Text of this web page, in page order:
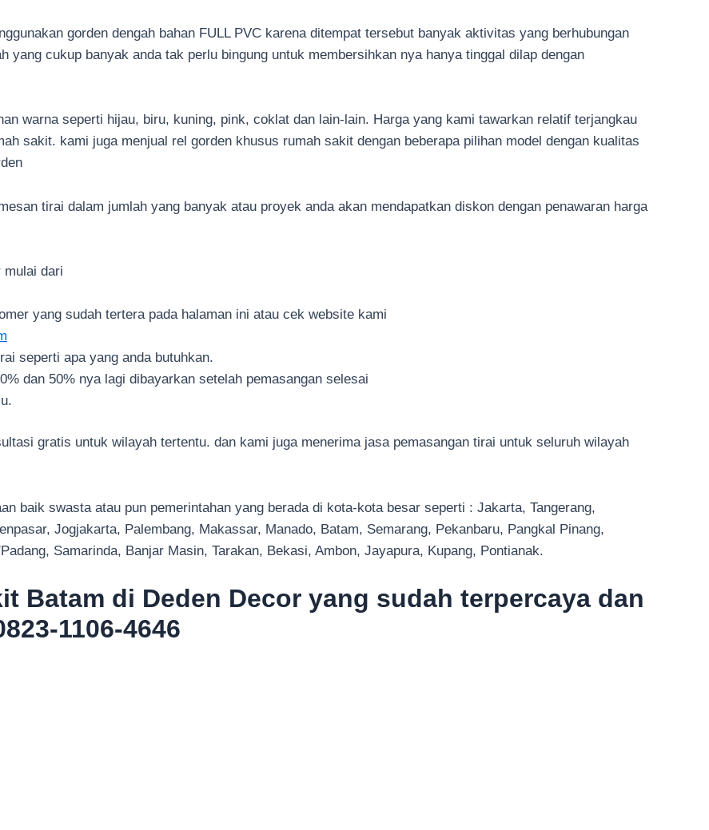
gorden dengah bahan FULL PVC karena ditempat tersebut banyak aktivitas yang berhubungan
yang cukup banyak anda tak perlu bingung untuk membersihkan nya hanya tinggal dilap dengan
warna seperti hijau, biru, kuning, pink, coklat dan lain-lain. Harga yang kami tawarkan relatif terjangkau
sakit. kami juga menjual rel gorden khusus rumah sakit dengan beberapa pilihan model dengan kualitas
tirai dalam jumlah yang banyak atau proyek anda akan mendapatkan diskon dengan penawaran harga
mulai dari
yang sudah tertera pada halaman ini atau cek website kami
seperti apa yang anda butuhkan.
dan 50% nya lagi dibayarkan setelah pemasangan selesai
gratis untuk wilayah tertentu. dan kami juga menerima jasa pemasangan tirai untuk seluruh wilayah
baik swasta atau pun pemerintahan yang berada di kota-kota besar seperti : Jakarta, Tangerang,
Jogjakarta, Palembang, Makassar, Manado, Batam, Semarang, Pekanbaru, Pangkal Pinang,
Samarinda, Banjar Masin, Tarakan, Bekasi, Ambon, Jayapura, Kupang, Pontianak.
Batam di Deden Decor yang sudah terpercaya dan
1106-4646